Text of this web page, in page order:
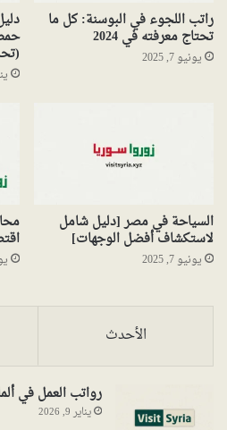
راتب اللجوء في البوسنة: كل ما
تحتاج معرفته في 2024
يونيو 7, 2025
السياحة في مصر [دليل شامل
لاستكشاف أفضل الوجهات]
يونيو 7, 2025
الأحدث
رواتب العمل في ألمانيا
يناير 9, 2026